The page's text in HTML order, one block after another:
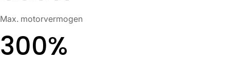
Max. motorvermogen
300%